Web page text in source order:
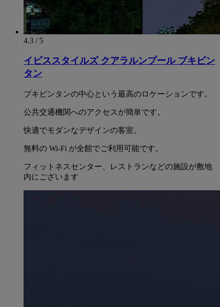
4.3 / 5
イビススタイルズ クアラルンプール ブキビン
タン
ブキビンタンの中心という最高のロケーションです。
公共交通機関へのアクセスが簡単です。
快適でモダンなデザインの客室。
無料の Wi-Fi が全館でご利用可能です。
フィットネスセンター、レストランなどの施設が敷地
内にございます